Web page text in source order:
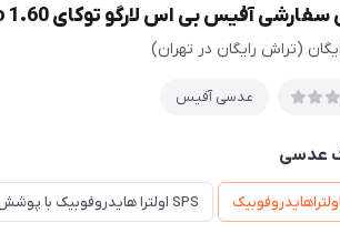
(تراش رایگان در تهران)
عدسی آفیس
عدسی
SPS اولترا هایدروفوبیک با پوشش ضد خش تقویت شده